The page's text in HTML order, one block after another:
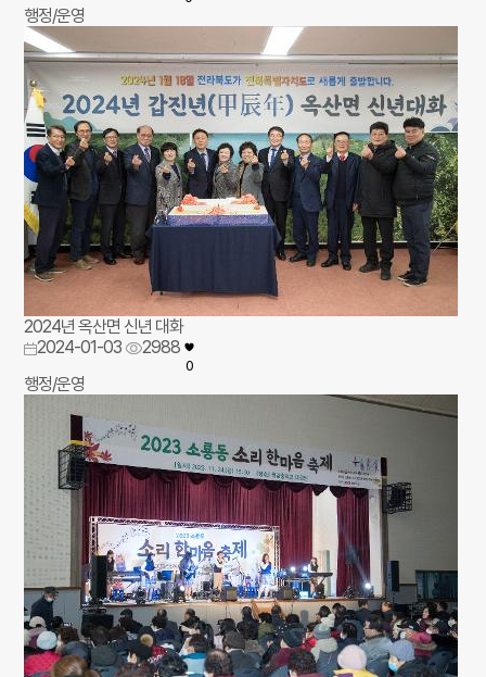
행정/운영
2024년 옥산면 신년 대화
2024-01-03
2988
0
행정/운영